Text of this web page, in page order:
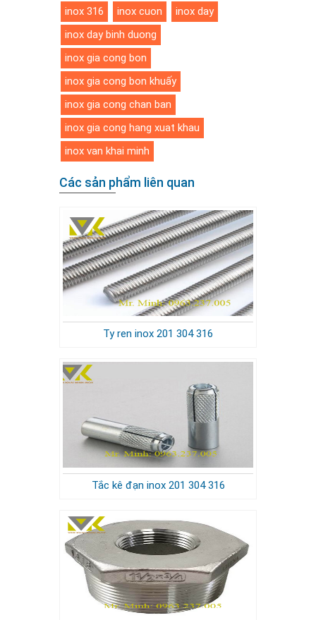
inox 316
inox cuon
inox day
inox day binh duong
inox gia cong bon
inox gia cong bon khuấy
inox gia cong chan ban
inox gia cong hang xuat khau
inox van khai minh
Các sản phẩm liên quan
Ty ren inox 201 304 316
Tắc kê đạn inox 201 304 316